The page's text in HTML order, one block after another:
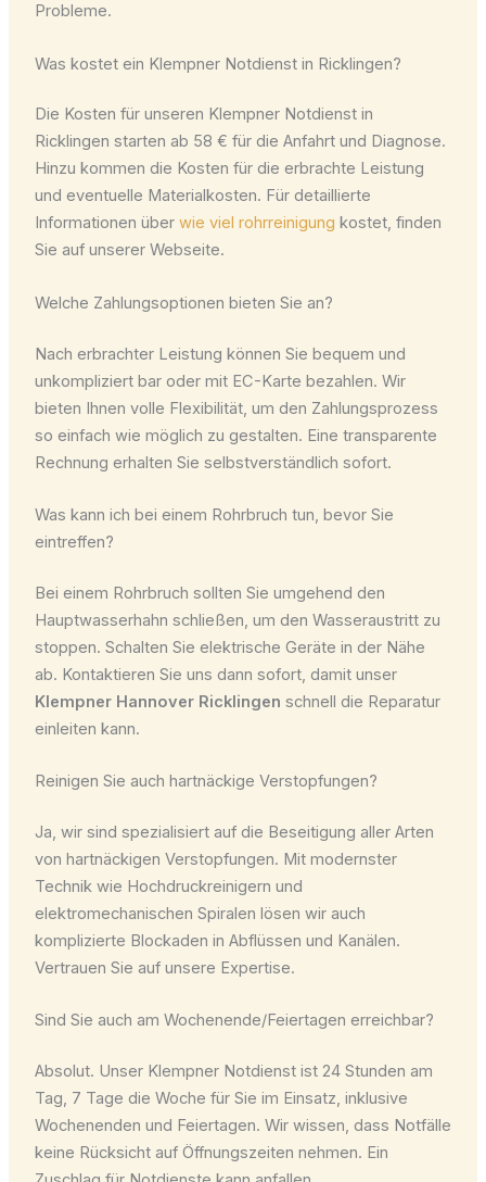
Probleme.
Was kostet ein Klempner Notdienst in Ricklingen?
Die Kosten für unseren Klempner Notdienst in
Ricklingen starten ab 58 € für die Anfahrt und Diagnose.
Hinzu kommen die Kosten für die erbrachte Leistung
und eventuelle Materialkosten. Für detaillierte
Informationen über wie viel rohrreinigung kostet, finden
Sie auf unserer Webseite.
Welche Zahlungsoptionen bieten Sie an?
Nach erbrachter Leistung können Sie bequem und
unkompliziert bar oder mit EC-Karte bezahlen. Wir
bieten Ihnen volle Flexibilität, um den Zahlungsprozess
so einfach wie möglich zu gestalten. Eine transparente
Rechnung erhalten Sie selbstverständlich sofort.
Was kann ich bei einem Rohrbruch tun, bevor Sie
eintreffen?
Bei einem Rohrbruch sollten Sie umgehend den
Hauptwasserhahn schließen, um den Wasseraustritt zu
stoppen. Schalten Sie elektrische Geräte in der Nähe
ab. Kontaktieren Sie uns dann sofort, damit unser
Klempner Hannover Ricklingen schnell die Reparatur
einleiten kann.
Reinigen Sie auch hartnäckige Verstopfungen?
Ja, wir sind spezialisiert auf die Beseitigung aller Arten
von hartnäckigen Verstopfungen. Mit modernster
Technik wie Hochdruckreinigern und
elektromechanischen Spiralen lösen wir auch
komplizierte Blockaden in Abflüssen und Kanälen.
Vertrauen Sie auf unsere Expertise.
Sind Sie auch am Wochenende/Feiertagen erreichbar?
Absolut. Unser Klempner Notdienst ist 24 Stunden am
Tag, 7 Tage die Woche für Sie im Einsatz, inklusive
Wochenenden und Feiertagen. Wir wissen, dass Notfälle
keine Rücksicht auf Öffnungszeiten nehmen. Ein